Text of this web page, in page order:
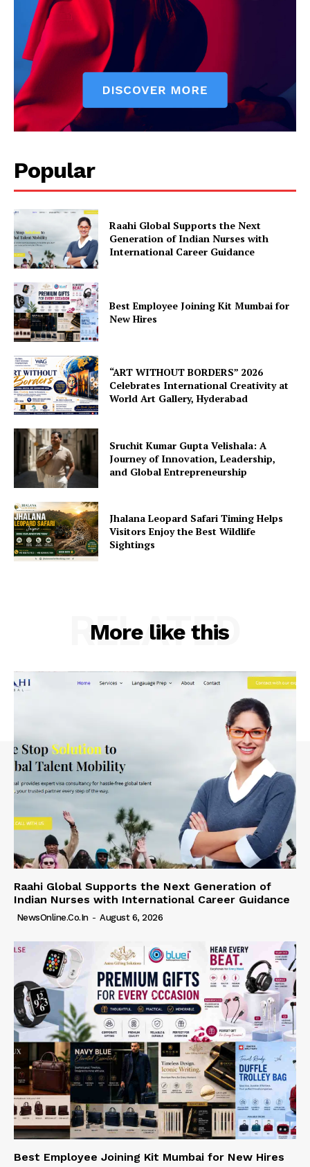
Popular
Raahi Global Supports the Next
Generation of Indian Nurses with
International Career Guidance
Best Employee Joining Kit Mumbai for
New Hires
“ART WITHOUT BORDERS” 2026
Celebrates International Creativity at
World Art Gallery, Hyderabad
Sruchit Kumar Gupta Velishala: A
Journey of Innovation, Leadership,
and Global Entrepreneurship
Jhalana Leopard Safari Timing Helps
Visitors Enjoy the Best Wildlife
Sightings
More like this
RELATED
Raahi Global Supports the Next Generation of
Indian Nurses with International Career Guidance
NewsOnline.co.in - August 6, 2026
Best Employee Joining Kit Mumbai for New Hires